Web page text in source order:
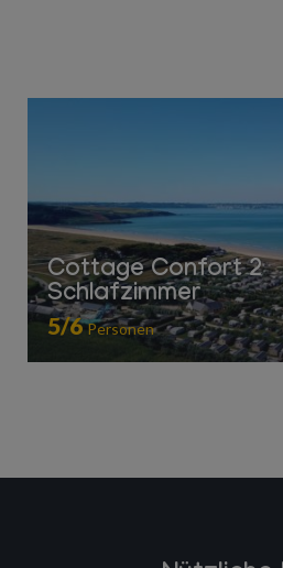
Cottage Confort 2
Schlafzimmer
5/6Personen